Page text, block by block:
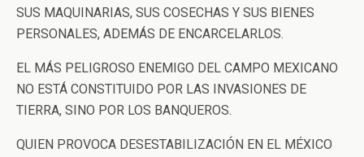
SUS MAQUINARIAS, SUS COSECHAS Y SUS BIENES
PERSONALES, ADEMÁS DE ENCARCELARLOS.
EL MÁS PELIGROSO ENEMIGO DEL CAMPO MEXICANO
NO ESTÁ CONSTITUIDO POR LAS INVASIONES DE
TIERRA, SINO POR LOS BANQUEROS.
QUIEN PROVOCA DESESTABILIZACIÓN EN EL MÉXICO